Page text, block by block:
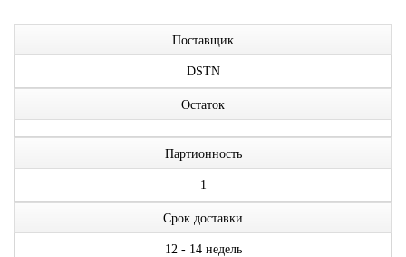
Поставщик
DSTN
Остаток
Партионность
1
Срок доставки
12 - 14 недель